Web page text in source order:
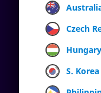
Czech
S.